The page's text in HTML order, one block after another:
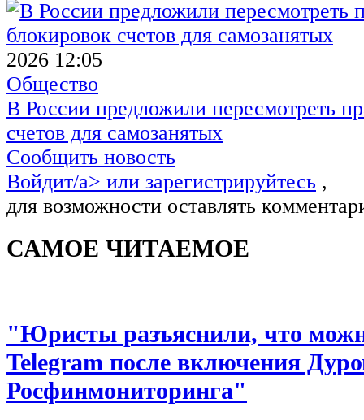
2026 12:05
Общество
В России предложили пересмотреть
счетов для самозанятых
Сообщить новость
Войдит/a> или зарегистрируйтесь ,
для возможности оставлять
САМОЕ ЧИТАЕМОЕ
"Юристы разъяснили, что
Telegram после включения
Росфинмониторинга"